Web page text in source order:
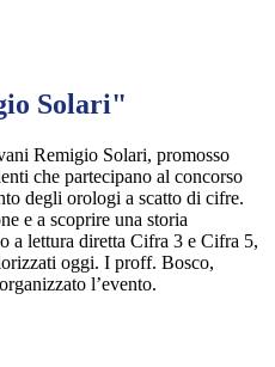
Solari"
Remigio Solari, promosso
che partecipano al concorso
degli orologi a scatto di cifre.
e a scoprire una storia
a lettura diretta Cifra 3 e Cifra 5,
oggi. I proff. Bosco,
l’evento.